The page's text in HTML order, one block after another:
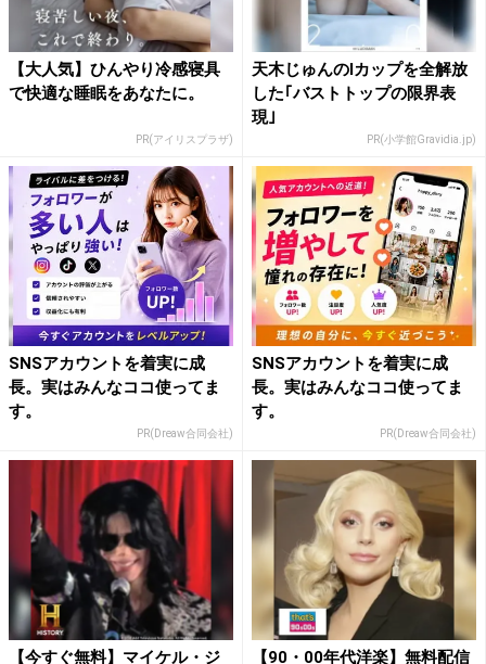
【大人気】ひんやり冷感寝具
で快適な睡眠をあなたに。
PR(アイリスプラザ)
天木じゅんのIカップを全解放
した｢バストトップの限界表
現｣
PR(小学館Gravidia.jp)
SNSアカウントを着実に成
長。実はみんなココ使ってま
す。
PR(Dreaw合同会社)
SNSアカウントを着実に成
長。実はみんなココ使ってま
す。
PR(Dreaw合同会社)
【今すぐ無料】マイケル・ジ 【90・00年代洋楽】無料配信